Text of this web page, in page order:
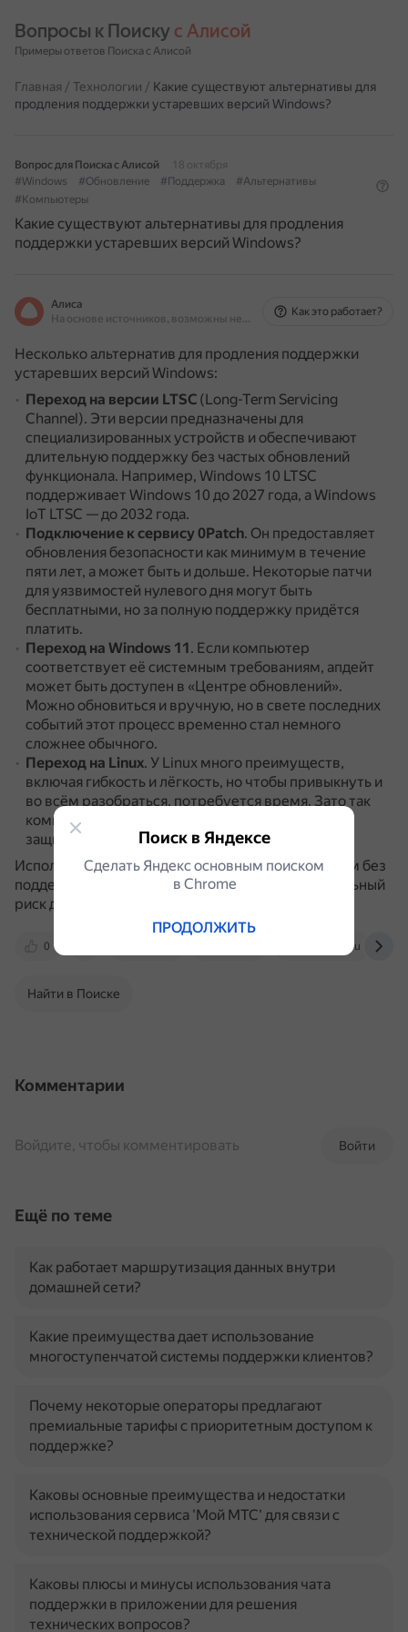
Вопросы к Поиску с Алисой
Примеры ответов Поиска с Алисой
Главная / Технологии / Какие существуют альтернативы для
продления поддержки устаревших версий Windows?
Вопрос для Поиска с Алисой
18 октября
#Windows
#Обновление #Поддержка
#Альтернативы
#Компьютеры
Какие существуют альтернативы для продления
поддержки устаревших версий Windows?
Алиса
На основе источников, возможны неточности
Как это работает?
Несколько альтернатив для продления поддержки
устаревших версий Windows:
Переход на версии LTSC (Long-Term Servicing
Channel). Эти версии предназначены для
специализированных устройств и обеспечивают
длительную поддержку без частых обновлений
функционала. Например, Windows 10 LTSC
поддерживает Windows 10 до 2027 года, а Windows
IoT LTSC — до 2032 года.
Подключение к сервису 0Patch. Он предоставляет
обновления безопасности как минимум в течение
пяти лет, а может быть и дольше. Некоторые патчи
для уязвимостей нулевого дня могут быть
бесплатными, но за полную поддержку придётся
платить.
Переход на Windows 11. Если компьютер
соответствует её системным требованиям, апдейт
может быть доступен в «Центре обновлений».
Можно обновиться и вручную, но в свете последних
событий этот процесс временно стал немного
сложнее обычного.
Переход на Linux. У Linux много преимуществ,
включая гибкость и лёгкость, но чтобы привыкнуть и
во всём разобраться, потребуется время. Зато так
компьютер останется работоспособным и
защищённым.
Использование устаревших операционных систем без
поддержки безопасности представляет значительный
риск для пользователей.
0 lifehacker.ru
Найти в Поиске
Комментарии
Войти
Войдите, чтобы комментировать
Ещё по теме
Как работает маршрутизация данных внутри
домашней сети?
Какие преимущества дает использование
многоступенчатой системы поддержки клиентов?
Почему некоторые операторы предлагают
премиальные тарифы с приоритетным доступом к
поддержке?
Каковы основные преимущества и недостатки
использования сервиса 'Мой МТС' для связи с
технической поддержкой?
Каковы плюсы и минусы использования чата
поддержки в приложении для решения
технических вопросов?
Поиск в Яндексе
Сделать Яндекс основным поиском
в Сhrome
ПРОДОЛЖИТЬ